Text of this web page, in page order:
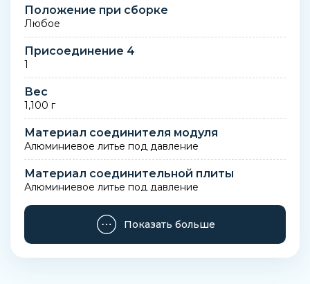
Положение при сборке
Любое
Присоединение 4
1
Вес
1,100 г
Материал соединителя модуля
Алюминиевое литье под давление
Материал соединительной плиты
Алюминиевое литье под давление
Материал крышки
PA (Полиамид) с армированием
Материал монтажной скобы
Показать больше